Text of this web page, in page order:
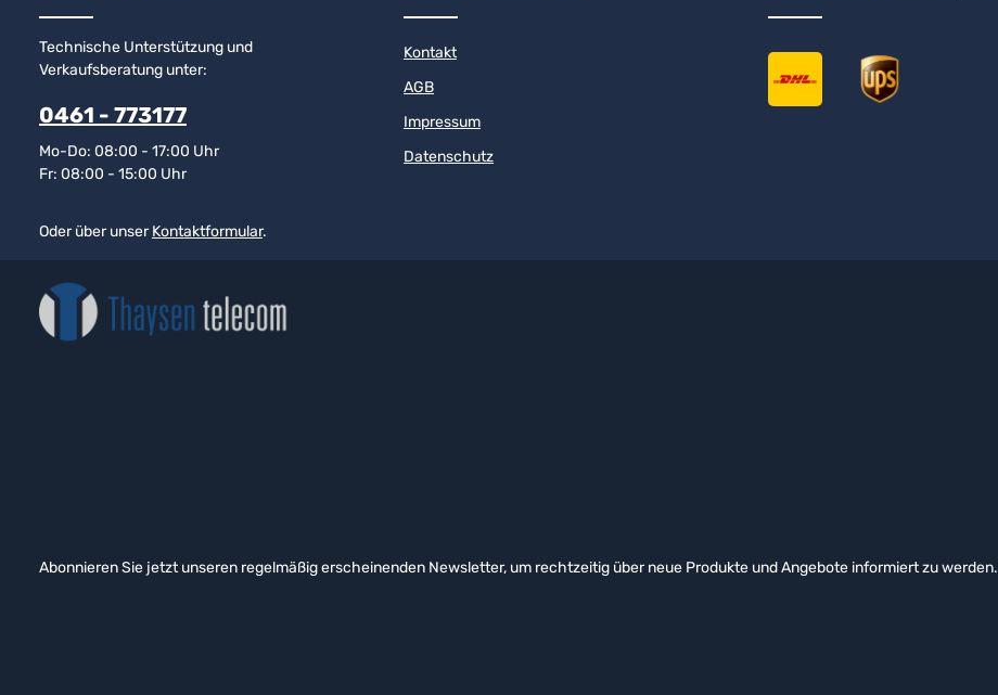
Technische Unterstützung und
Verkaufsberatung unter:
0461 - 773177
Mo-Do: 08:00 - 17:00 Uhr
Fr: 08:00 - 15:00 Uhr
Oder über unserKontaktformular.
Kontakt
AGB
Impressum
Datenschutz
Abonnieren Sie jetzt unseren regelmäßig erscheinenden Newsletter, um rechtzeitig über neue Produkte und Angebote informiert zu werden.